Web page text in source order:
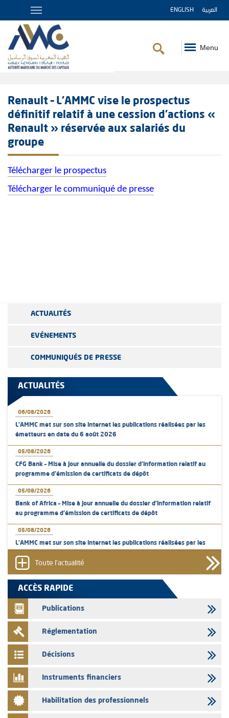
ENGLISH العربية
Menu
Renault – L’AMMC vise le prospectus
définitif relatif à une cession d’actions «
Renault » réservée aux salariés du
groupe
Télécharger le prospectus
Télécharger le communiqué de presse
ACTUALITÉS
EVÉNEMENTS
COMMUNIQUÉS DE PRESSE
ACTUALITÉS
06/08/2026
L’AMMC met sur son site internet les publications réalisées par les
émetteurs en date du 6 août 2026
05/08/2026
CFG Bank – Mise à jour annuelle du dossier d’information relatif au
programme d'émission de certificats de dépôt
05/08/2026
Bank of Africa – Mise à jour annuelle du dossier d’information relatif
au programme d'émission de certificats de dépôt
05/08/2026
L’AMMC met sur son site internet les publications réalisées par les
04/08/2026
L’AMMC met sur son site internet les publications réalisées par les
émetteurs en date du 4 août 2026
03/08/2026
Saham Bank – Mise à jour annuelle du dossier d’information relatif au
programme d'émission de certificats de dépôt
L’AMMC met sur son site internet les publications réalisées par les
03/08/2026
Liste des agréments et visas d'OPCVM accordés par l'AMMC pour le
mois de juillet 2026
Toute l'actualité
ACCÈS RAPIDE
Publications
Réglementation
Décisions
Instruments financiers
Habilitation des professionnels